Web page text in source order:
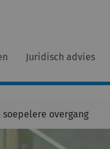
Juridisch advies
soepelere overgang